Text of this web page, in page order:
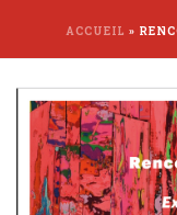
ACCUEIL »